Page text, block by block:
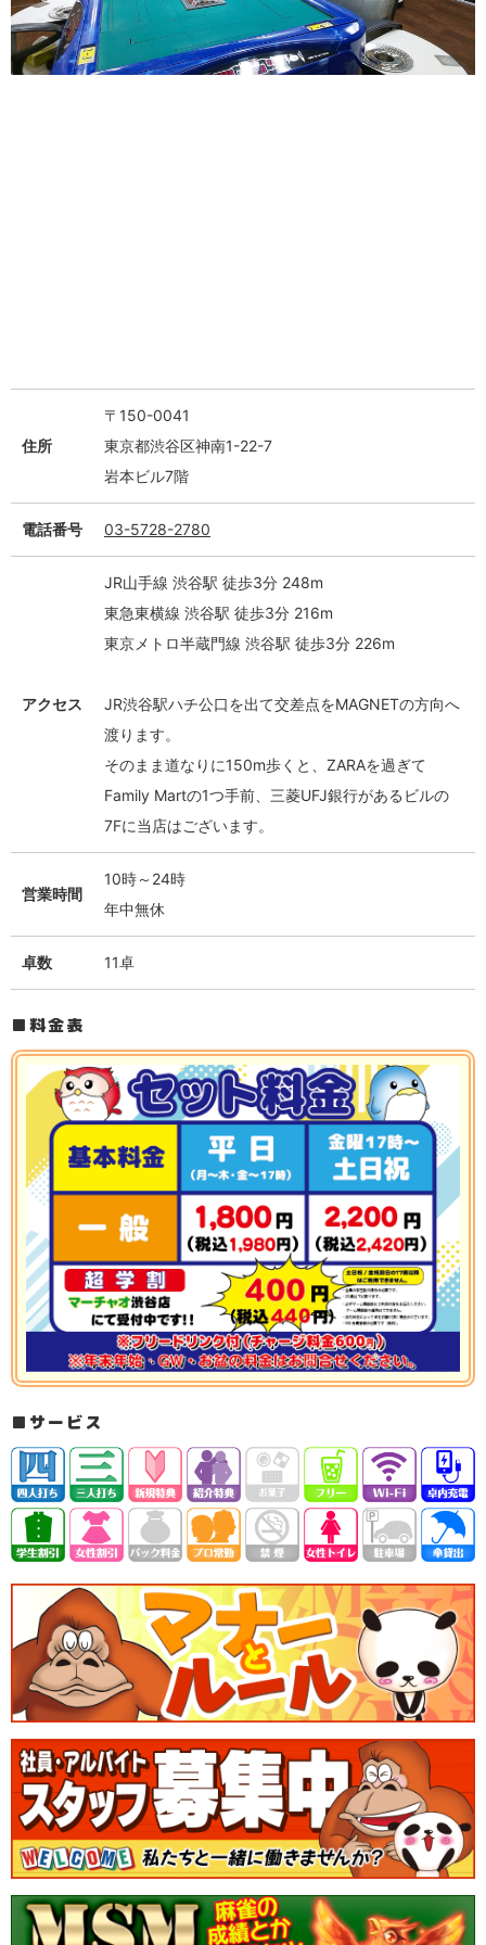
住所
〒150-0041
東京都渋谷区神南1-22-7
岩本ビル7階
電話番号 03-5728-2780
アクセス
JR山手線 渋谷駅 徒歩3分 248m
東急東横線 渋谷駅 徒歩3分 216m
東京メトロ半蔵門線 渋谷駅 徒歩3分 226m
JR渋谷駅ハチ公口を出て交差点をMAGNETの方向へ
渡ります。
そのまま道なりに150m歩くと、ZARAを過ぎて
Family Martの1つ手前、三菱UFJ銀行があるビルの
7Fに当店はございます。
営業時間
10時～24時
年中無休
卓数 11卓
料金表
サービス